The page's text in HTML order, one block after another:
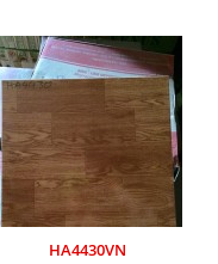
HA4430VN